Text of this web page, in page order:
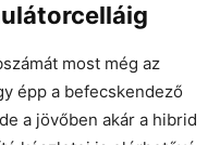
most még az
épp a befecskendező
a jövőben akár a hibrid